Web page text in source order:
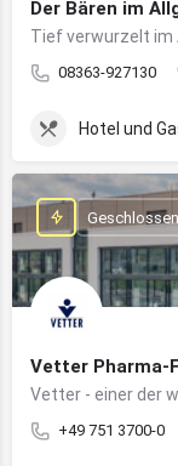
Der Bären im
Tief verwurzelt im
08363-927130
Hotel und
Vetter Pharma-
+49 751 3700-0
Geschlossen